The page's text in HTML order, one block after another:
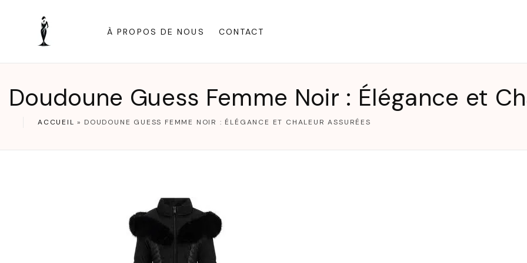
À PROPOS DE NOUS CONTACT
Doudoune Guess Femme Noir : Élégance et
ACCUEIL » DOUDOUNE GUESS FEMME NOIR : ÉLÉGANCE ET CHALEUR ASSURÉES